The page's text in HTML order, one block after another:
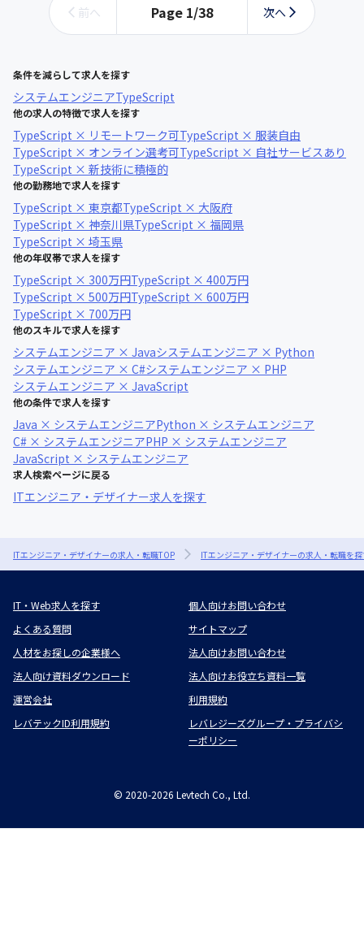
前へ Page 1/38 次へ
条件を減らして求人を探す
システムエンジニアTypeScript
他の求人の特徴で求人を探す
TypeScript × リモートワーク可TypeScript × 服装自由
TypeScript × オンライン選考可TypeScript × 自社サービスあり
TypeScript × 新技術に積極的
他の勤務地で求人を探す
TypeScript × 東京都TypeScript × 大阪府
TypeScript × 神奈川県TypeScript × 福岡県
TypeScript × 埼玉県
他の年収帯で求人を探す
TypeScript × 300万円TypeScript × 400万円
TypeScript × 500万円TypeScript × 600万円
TypeScript × 700万円
他のスキルで求人を探す
システムエンジニア × Javaシステムエンジニア × Python
システムエンジニア × C#システムエンジニア × PHP
システムエンジニア × JavaScript
他の条件で求人を探す
Java × システムエンジニアPython × システムエンジニア
C# × システムエンジニアPHP × システムエンジニア
JavaScript × システムエンジニア
求人検索ページに戻る
ITエンジニア・デザイナー求人を探す
ITエンジニア・デザイナーの求人・転職TOP ITエンジニア・デザイナーの求人・転職を
IT・Web求人を探す
個人向けお問い合わせ
よくある質問
サイトマップ
人材をお探しの企業様へ
法人向けお問い合わせ
法人向け資料ダウンロード
法人向けお役立ち資料一覧
運営会社
利用規約
レバテックID利用規約
レバレジーズグループ・プライバシ
ーポリシー
© 2020-2026 Levtech Co., Ltd.